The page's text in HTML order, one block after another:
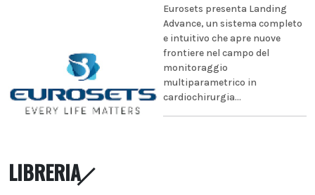
Eurosets presenta Landing
Advance, un sistema completo
e intuitivo che apre nuove
frontiere nel campo del
monitoraggio
multiparametrico in
cardiochirurgia...
LIBRERIA